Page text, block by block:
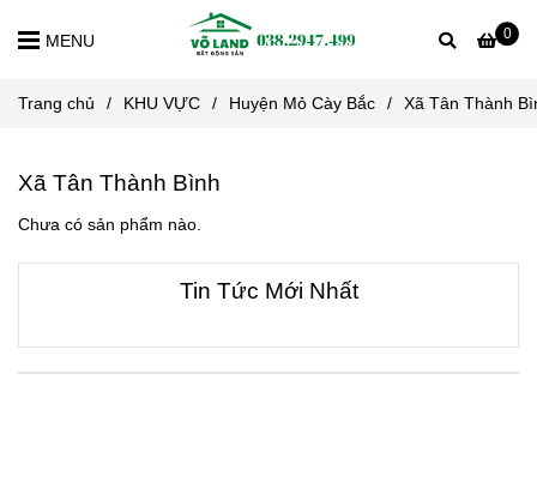
0
MENU
Trang chủ / KHU VỰC / Huyện Mỏ Cày Bắc / Xã Tân Thành
Xã Tân Thành Bình
Chưa có sản phẩm nào.
Tin Tức Mới Nhất